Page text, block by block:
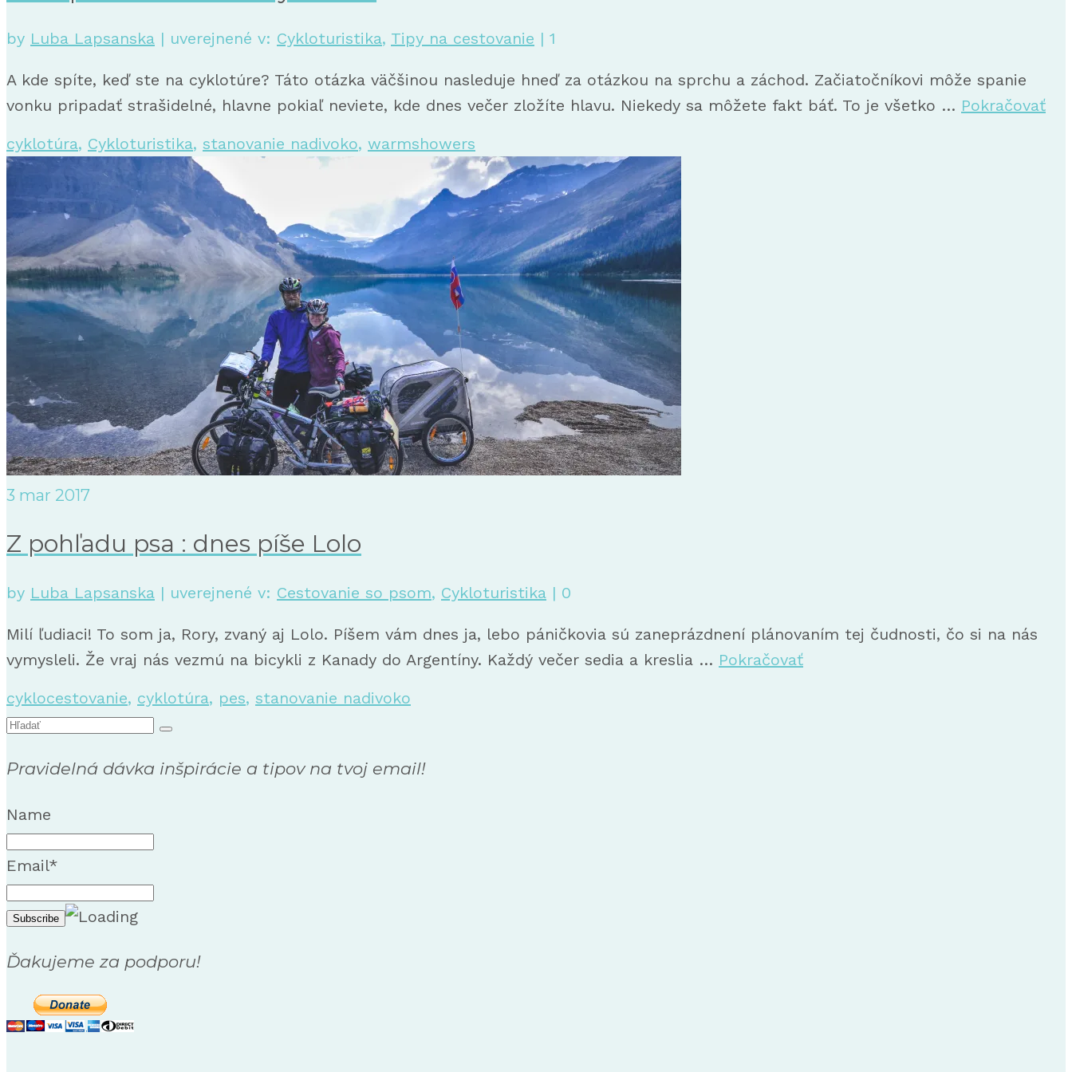
by Luba Lapsanska | uverejnené v: Cykloturistika, Tipy na cestovanie | 1
A kde spíte, keď ste na cyklotúre? Táto otázka väčšinou nasleduje hneď za otázkou na sprchu a záchod. Začiatočníkovi môže spanie
vonku pripadať strašidelné, hlavne pokiaľ neviete, kde dnes večer zložíte hlavu. Niekedy sa môžete fakt báť. To je všetko … Pokračovať
cyklotúra, Cykloturistika, stanovanie nadivoko, warmshowers
3 mar 2017
Z pohľadu psa : dnes píše Lolo
by Luba Lapsanska | uverejnené v: Cestovanie so psom, Cykloturistika | 0
Milí ľudiaci! To som ja, Rory, zvaný aj Lolo. Píšem vám dnes ja, lebo páničkovia sú zaneprázdnení plánovaním tej čudnosti, čo si na nás
vymysleli. Že vraj nás vezmú na bicykli z Kanady do Argentíny. Každý večer sedia a kreslia … Pokračovať
cyklocestovanie, cyklotúra, pes, stanovanie nadivoko
Search
Pravidelná dávka inšpirácie a tipov na tvoj email!
Name
Email*
Ďakujeme za podporu!